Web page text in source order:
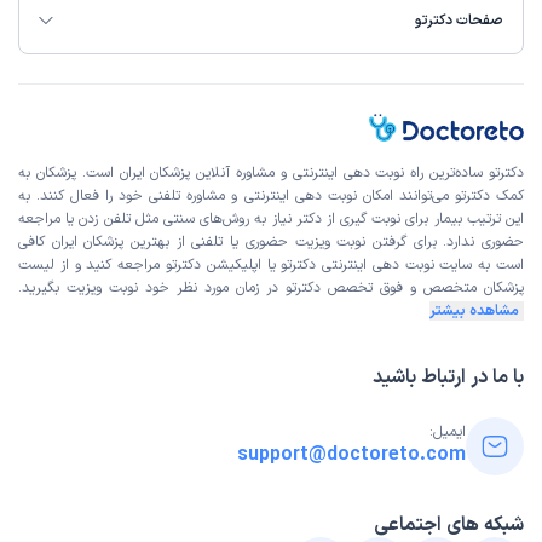
صفحات دکترتو
دکترتو ساده‌ترین راه نوبت‌ دهی اینترنتی و مشاوره آنلاین پزشکان ایران است. پزشکان به
کمک دکترتو می‌توانند امکان نوبت دهی اینترنتی و مشاوره تلفنی خود را فعال کنند. به
این ترتیب بیمار برای نوبت گیری از دکتر نیاز به روش‌های سنتی مثل تلفن زدن یا مراجعه
حضوری ندارد. برای گرفتن نوبت ویزیت حضوری یا تلفنی از بهترین پزشکان ایران کافی
است به سایت نوبت دهی اینترنتی دکترتو یا اپلیکیشن دکترتو مراجعه کنید و از لیست
پزشکان متخصص و فوق تخصص دکترتو در زمان مورد نظر خود نوبت ویزیت بگیرید.
مشاهده بیشتر
با ما در ارتباط باشید
ایمیل:
support@doctoreto.com
شبکه های اجتماعی